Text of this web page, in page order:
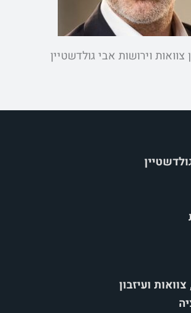
צוואות וירושות אבי גולדשטיין
ועיזבון